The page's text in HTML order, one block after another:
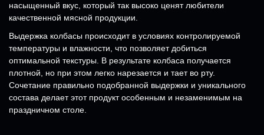
насыщенный вкус, который так высоко ценят любители
качественной мясной продукции.
Выдержка колбасы происходит в условиях контролируемой
температуры и влажности, что позволяет добиться
оптимальной текстуры. В результате колбаса получается
плотной, но при этом легко нарезается и тает во рту.
Сочетание правильно подобранной выдержки и уникального
состава делает этот продукт особенным и незаменимым на
праздничном столе.